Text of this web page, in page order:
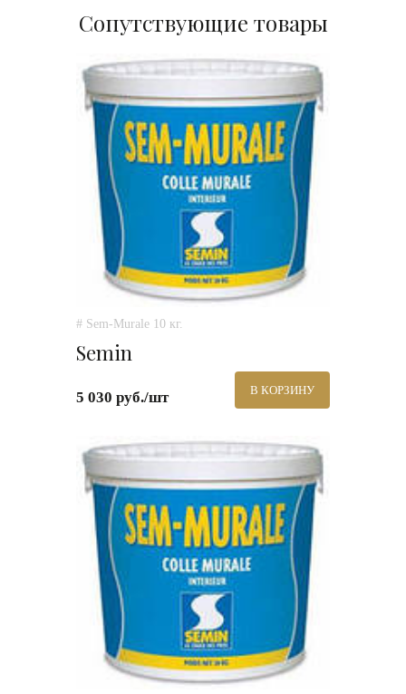
Сопутствующие товары
# Sem-Murale 10 кг.
Semin
5 030 руб./шт В КОРЗИНУ